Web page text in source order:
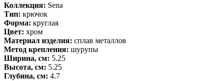
Коллекция: Sena
Тип: крючок
Форма: круглая
Цвет: хром
Материал изделия: сплав металлов
Метод крепления: шурупы
Ширина, см: 5.25
Высота, см: 5.25
Глубина, см: 4.7